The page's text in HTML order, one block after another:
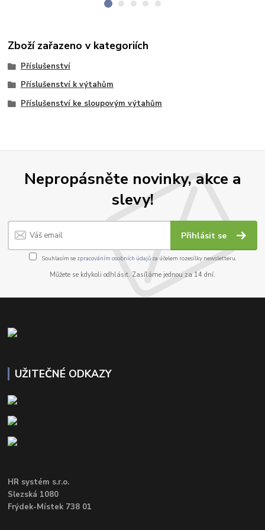
Zboží zařazeno v kategoriích
Příslušenství
Příslušenství k výtahům
Příslušenství ke sloupovým výtahům
Nepropásněte novinky, akce a
slevy!
Přihlásit se
Souhlasím se zpracováním osobních údajůza účelem rozesílky newsletteru.
Můžete se kdykoli odhlásit. Zasíláme jednou za 14 dní.
UŽITEČNÉ ODKAZY
HR systém s.r.o.
Slezská 1080
Frýdek-Místek 738 01